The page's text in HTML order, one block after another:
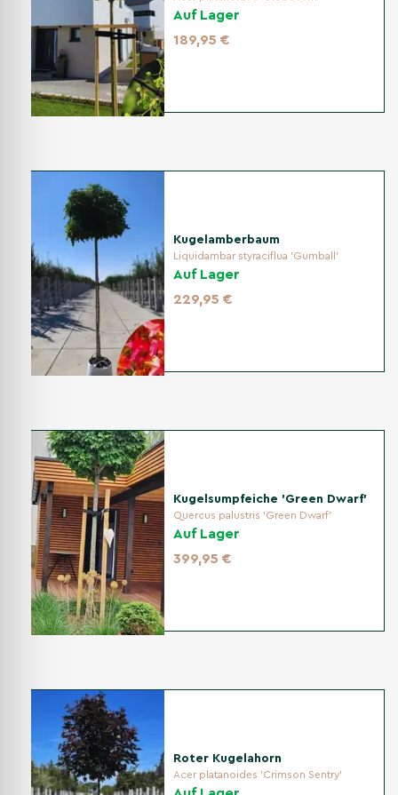
Prunus laurocerasus 'Etna' steht am liebsten sonnig bis
halbschattig. Ein geschützter, heller Standort unterstützt
einen dichten Wuchs und eine gleichmäßige Blattfarbe.
Pflanzzeit
der Boden nicht gefroren ist. Pflanzen im Topf können
auch außerhalb dieser Zeit gesetzt werden, wenn
anschließend ausreichend gegossen wird.
Bodenvorbereitung
Der Boden sollte nährstoffreich, humos, ausreichend
feucht und gut durchlässig sein. Lockern Sie verdichtete
Erde vor dem Pflanzen auf, damit Wasser ablaufen kann
und die Wurzeln leichter in den Boden wachsen.
Pflanzabstand
Halten Sie genug Abstand zu Wänden, Wegen und anderen
Pflanzen, damit die Kugelkrone frei geschnitten werden
kann. Bei Kübelpflanzung sollte der Topf groß und
standfest sein, damit die Pflanze nicht zu schnell
austrocknet oder kippt.
Bewässerung
Gießen Sie den Kugel-Lorbeerbaum 'Etna' nach dem
längerer Trockenheit auch in frostfreien Winterperioden
gegossen werden.
Schnitt
Auf Lager
189,95 €
Kugelamberbaum
Liquidambar styraciflua 'Gumball'
Auf Lager
229,95 €
Kugelsumpfeiche 'Green Dwarf'
Quercus palustris 'Green Dwarf'
Auf Lager
399,95 €
Roter Kugelahorn
Acer platanoides 'Crimson Sentry'